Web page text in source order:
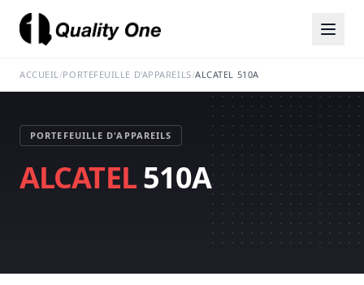
ACCUEIL/PORTEFEUILLE D'APPAREILS/ALCATEL 510A
PORTEFEUILLE D'APPAREILS
ALCATEL510A